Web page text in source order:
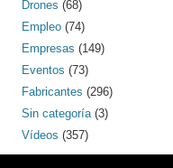
Drones (68)
Empleo (74)
Empresas (149)
Eventos (73)
Fabricantes (296)
Sin categoría (3)
Vídeos (357)